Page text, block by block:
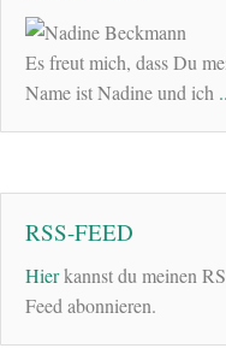
Es freut mich, dass Du
Name ist Nadine und ich
RSS-FEED
Hierkannst du meinen
Feed abonnieren.